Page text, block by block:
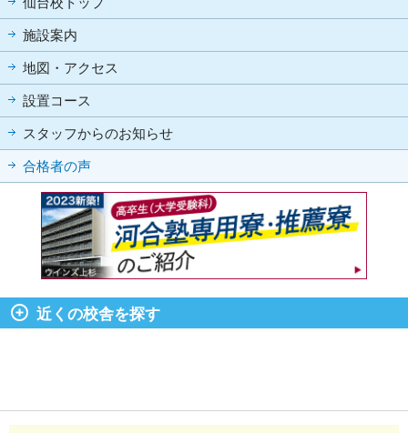
施設案内
地図・アクセス
設置コース
スタッフからのお知らせ
合格者の声
近くの校舎を探す